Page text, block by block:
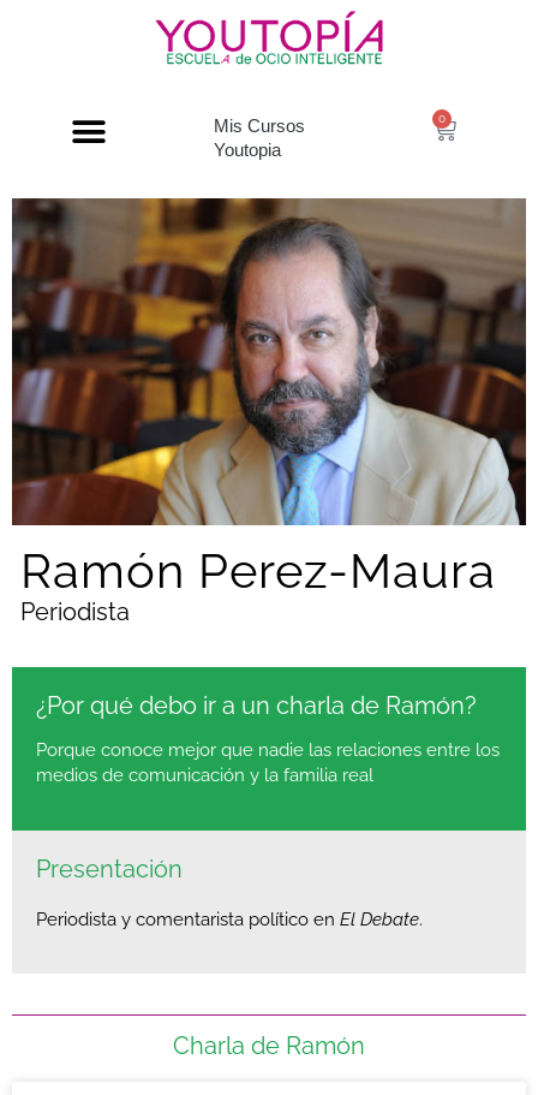
Mis Cursos
Youtopia
0
Ramón Perez-Maura
Periodista
¿Por qué debo ir a un charla de Ramón?
Porque conoce mejor que nadie las relaciones entre los
medios de comunicación y la familia real
Presentación
Periodista y comentarista político en El Debate.
Charla de Ramón